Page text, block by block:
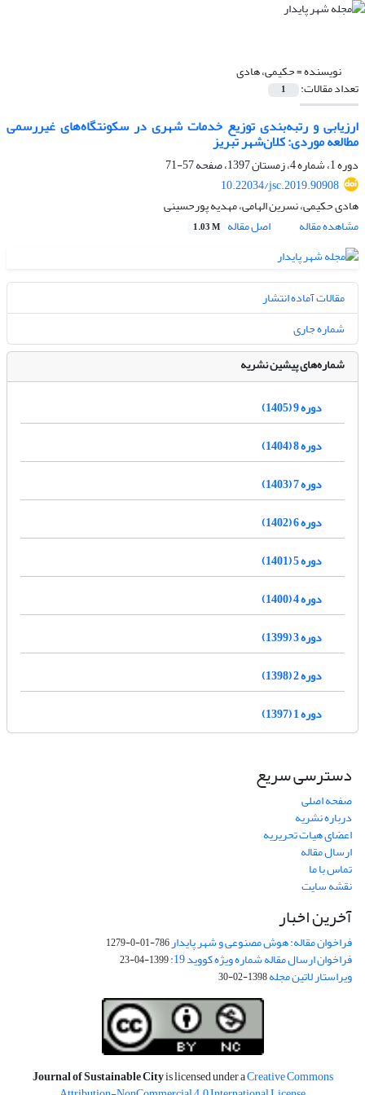
نویسنده =حکیمی، هادی
تعداد مقالات: 1
ارزیابی و رتبه‌بندی توزیع خدمات شهری در سکونتگاه‌های غیررسمی
مطالعه موردی: کلان‌شهر تبریز
دوره 1، شماره 4، زمستان 1397، صفحه
57-71
10.22034/jsc.2019.90908
هادی حکیمی، نسرین الهامی، مهدیه پورحسینی
مشاهده مقاله
اصل مقاله 1.03 M
مقالات آماده انتشار
شماره جاری
شماره‌های پیشین نشریه
دوره 9 (1405)
دوره 8 (1404)
دوره 7 (1403)
دوره 6 (1402)
دوره 5 (1401)
دوره 4 (1400)
دوره 3 (1399)
دوره 2 (1398)
دوره 1 (1397)
دسترسی سریع
صفحه اصلی
درباره نشریه
اعضای هیات تحریریه
ارسال مقاله
تماس با ما
نقشه سایت
آخرین اخبار
فراخوان مقاله: هوش مصنوعی و شهر پایدار786-01-0-1279
فراخوان ارسال مقاله شماره ویژه کووید 19: 1399-04-23
ویراستار لاتین مجله1398-02-30
Journal of Sustainable Cityis licensed under aCreative Commons